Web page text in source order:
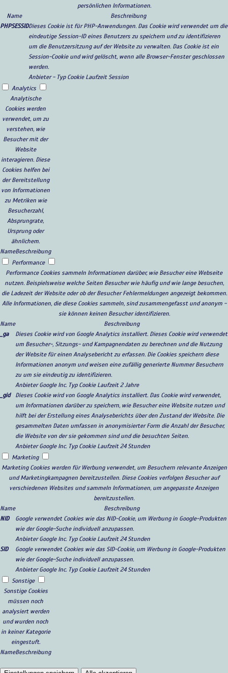
persönlichen Informationen.
Name
Beschreibung
PHPSESSIDDieses Cookie ist für PHP-Anwendungen. Das Cookie wird verwendet um die
eindeutige Session-ID eines Benutzers zu speichern und zu identifizieren
um die Benutzersitzung auf der Website zu verwalten. Das Cookie ist ein
Session-Cookie und wird gelöscht, wenn alle Browser-Fenster geschlossen
werden.
Anbieter - Typ Cookie Laufzeit Session
Analytics
Analytische
Cookies werden
verwendet, um zu
verstehen, wie
Besucher mit der
Website
interagieren. Diese
Cookies helfen bei
der Bereitstellung
von Informationen
zu Metriken wie
Besucherzahl,
Absprungrate,
Ursprung oder
ähnlichem.
NameBeschreibung
Performance
Performance Cookies sammeln Informationen darüber, wie Besucher eine Webseite
nutzen. Beispielsweise welche Seiten Besucher wie häufig und wie lange besuchen,
die Ladezeit der Website oder ob der Besucher Fehlermeldungen angezeigt bekommen.
Alle Informationen, die diese Cookies sammeln, sind zusammengefasst und anonym -
sie können keinen Besucher identifizieren.
Name
Beschreibung
_ga
Dieses Cookie wird von Google Analytics installiert. Dieses Cookie wird verwendet
um Besucher-, Sitzungs- und Kampagnendaten zu berechnen und die Nutzung
der Website für einen Analysebericht zu erfassen. Die Cookies speichern diese
Informationen anonym und weisen eine zufällig generierte Nummer Besuchern
zu um sie eindeutig zu identifizieren.
Anbieter Google Inc. Typ Cookie Laufzeit 2 Jahre
_gid
Dieses Cookie wird von Google Analytics installiert. Das Cookie wird verwendet,
um Informationen darüber zu speichern, wie Besucher eine Website nutzen und
hilft bei der Erstellung eines Analyseberichts über den Zustand der Website. Die
gesammelten Daten umfassen in anonymisierter Form die Anzahl der Besucher,
die Website von der sie gekommen sind und die besuchten Seiten.
Anbieter Google Inc. Typ Cookie Laufzeit 24 Stunden
Marketing
Marketing Cookies werden für Werbung verwendet, um Besuchern relevante Anzeigen
und Marketingkampagnen bereitzustellen. Diese Cookies verfolgen Besucher auf
verschiedenen Websites und sammeln Informationen, um angepasste Anzeigen
bereitzustellen.
Name
Beschreibung
NID
Google verwendet Cookies wie das NID-Cookie, um Werbung in Google-Produkten
wie der Google-Suche individuell anzupassen.
Anbieter Google Inc. Typ Cookie Laufzeit 24 Stunden
SID
Google verwendet Cookies wie das SID-Cookie, um Werbung in Google-Produkten
wie der Google-Suche individuell anzupassen.
Anbieter Google Inc. Typ Cookie Laufzeit 24 Stunden
Sonstige
Sonstige Cookies
müssen noch
analysiert werden
und wurden noch
in keiner Kategorie
eingestuft.
NameBeschreibung